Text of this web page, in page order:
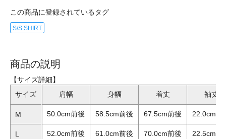
この商品に登録されているタグ
S/S SHIRT
商品の説明
【サイズ詳細】
サイズ
肩幅 身幅 着丈 袖丈
M 50.0cm前後 58.5cm前後 67.5cm前後 22.0cm前
L 52.0cm前後 61.0cm前後 70.0cm前後 22.5cm前